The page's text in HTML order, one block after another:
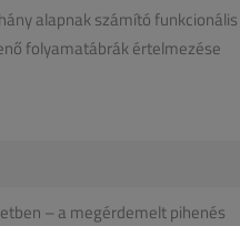
alapnak számító funkcionális
folyamatábrák értelmezése
– a megérdemelt pihenés